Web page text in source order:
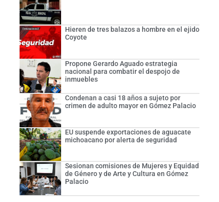
Hieren de tres balazos a hombre en el ejido
Coyote
Propone Gerardo Aguado estrategia
nacional para combatir el despojo de
inmuebles
Condenan a casi 18 años a sujeto por
crimen de adulto mayor en Gómez Palacio
EU suspende exportaciones de aguacate
michoacano por alerta de seguridad
Sesionan comisiones de Mujeres y Equidad
de Género y de Arte y Cultura en Gómez
Palacio